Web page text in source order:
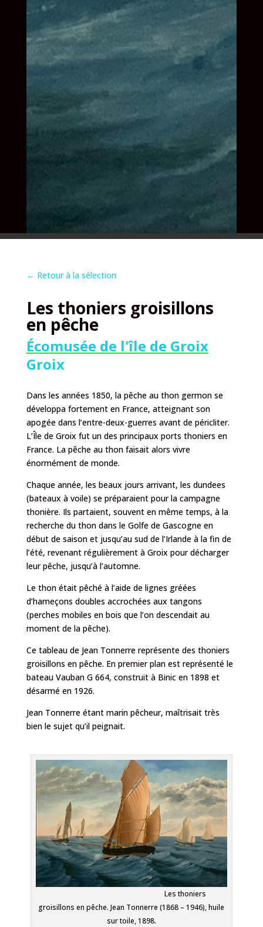
← Retour à la sélection
Les thoniers groisillons
en pêche
Écomusée de l'île de Groix
Groix
Dans les années 1850, la pêche au thon germon se
développa fortement en France, atteignant son
apogée dans l’entre-deux-guerres avant de péricliter.
L’Île de Groix fut un des principaux ports thoniers en
France. La pêche au thon faisait alors vivre
énormément de monde.
Chaque année, les beaux jours arrivant, les dundees
(bateaux à voile) se préparaient pour la campagne
thonière. Ils partaient, souvent en même temps, à la
recherche du thon dans le Golfe de Gascogne en
début de saison et jusqu’au sud de l’Irlande à la fin de
l’été, revenant régulièrement à Groix pour décharger
leur pêche, jusqu’à l’automne.
Le thon était pêché à l’aide de lignes gréées
d’hameçons doubles accrochées aux tangons
(perches mobiles en bois que l’on descendait au
moment de la pêche).
Ce tableau de Jean Tonnerre représente des thoniers
groisillons en pêche. En premier plan est représenté le
bateau Vauban G 664, construit à Binic en 1898 et
désarmé en 1926.
Jean Tonnerre étant marin pêcheur, maîtrisait très
bien le sujet qu’il peignait.
Les thoniers
groisillons en pêche. Jean Tonnerre (1868 – 1946), huile
sur toile, 1898.